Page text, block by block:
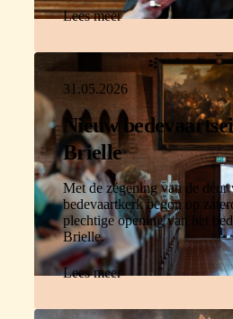
Lees meer
31.05.2026
Nieuw
Brielle
Met de zegening van de deur
bedevaartkerk begon op
plechtige opening van het
Brielle.
Lees meer